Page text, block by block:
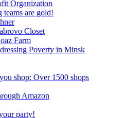
Organization
teams are gold!
Closet
Farm
Poverty in Minsk
shop: Over 1500 shops
Amazon
party!